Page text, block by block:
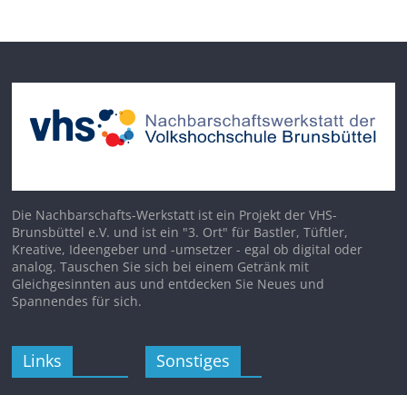
Die Nachbarschafts-Werkstatt ist ein Projekt der VHS-
Brunsbüttel e.V. und ist ein "3. Ort" für Bastler, Tüftler,
Kreative, Ideengeber und -umsetzer - egal ob digital oder
analog. Tauschen Sie sich bei einem Getränk mit
Gleichgesinnten aus und entdecken Sie Neues und
Spannendes für sich.
Links Sonstiges